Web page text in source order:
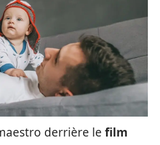
derrière le film